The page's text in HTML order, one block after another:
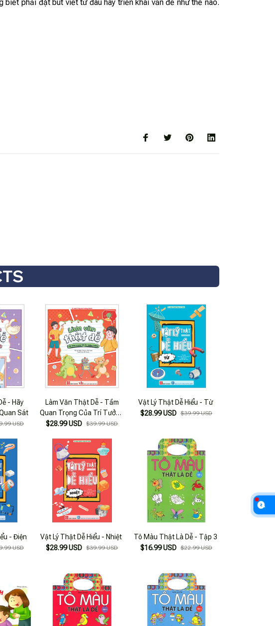
phải đặt bút viết từ đâu hay triển khai vấn đề như thế nào.
- Hãy
Sát
USD
Làm Văn Thật Dễ - Tầm
Quan Trọng Của Trí Tưởng
Tượng
$28.99 USD $39.99 USD
Vật Lý Thật Dễ Hiểu - Từ
$28.99 USD $39.99 USD
- Điện
USD
Vật Lý Thật Dễ Hiểu - Nhiệt
$28.99 USD
$39.99 USD
Tô Màu Thật Là Dễ - Tập 3
$16.99 USD $22.99 USD